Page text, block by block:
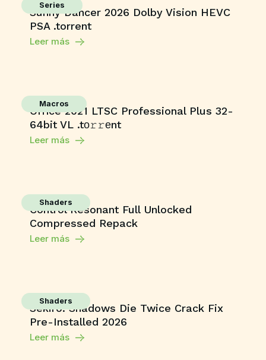
Series
Sunny Dancer 2026 Dolby Vision HEVC
PSA .torrent
Leer más
Macros
Office 2021 LTSC Professional Plus 32-
64bit VL .tо𝚛𝚛еnt
Leer más
Shaders
Control Resonant Full Unlocked
Compressed Repack
Leer más
Shaders
Sekiro: Shadows Die Twice Crack Fix
Pre-Installed 2026
Leer más